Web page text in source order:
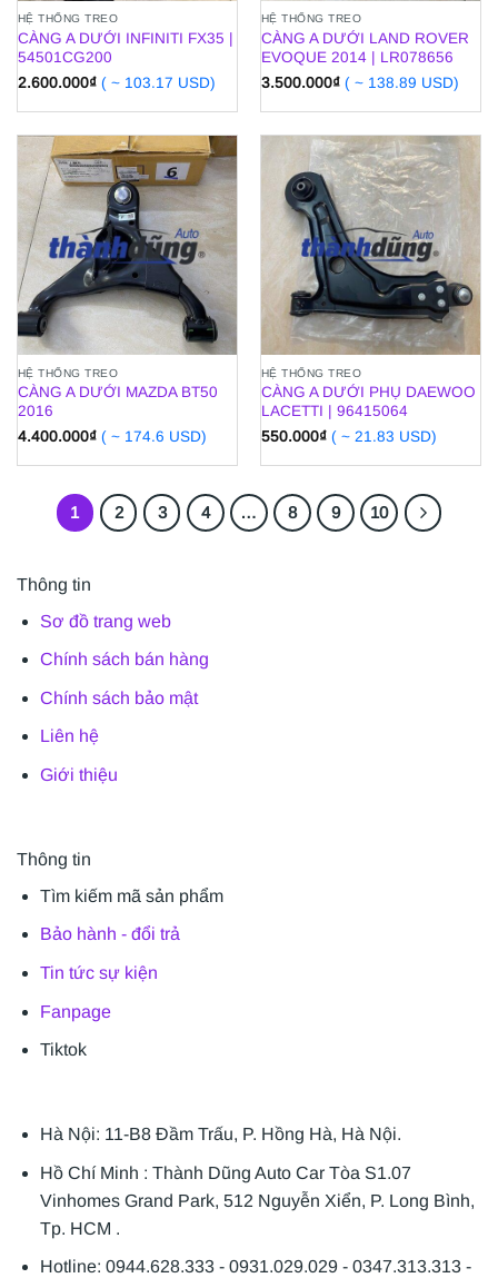
HỆ THỐNG TREO
CÀNG A DƯỚI INFINITI FX35 |
54501CG200
2.600.000₫ ( ~ 103.17 USD)
HỆ THỐNG TREO
CÀNG A DƯỚI LAND ROVER
EVOQUE 2014 | LR078656
3.500.000₫ ( ~ 138.89 USD)
HỆ THỐNG TREO
CÀNG A DƯỚI MAZDA BT50
2016
4.400.000₫ ( ~ 174.6 USD)
HỆ THỐNG TREO
CÀNG A DƯỚI PHỤ DAEWOO
LACETTI | 96415064
550.000₫ ( ~ 21.83 USD)
1 2 3 4 … 8 9 10
Thông tin
Sơ đồ trang web
Chính sách bán hàng
Chính sách bảo mật
Liên hệ
Giới thiệu
Thông tin
Tìm kiếm mã sản phẩm
Bảo hành - đổi trả
Tin tức sự kiện
Fanpage
Tiktok
Hà Nội: 11-B8 Đầm Trấu, P. Hồng Hà, Hà Nội.
Hồ Chí Minh : Thành Dũng Auto Car Tòa S1.07
Vinhomes Grand Park, 512 Nguyễn Xiển, P. Long Bình,
Tp. HCM .
Hotline: 0944.628.333 - 0931.029.029 - 0347.313.313 -